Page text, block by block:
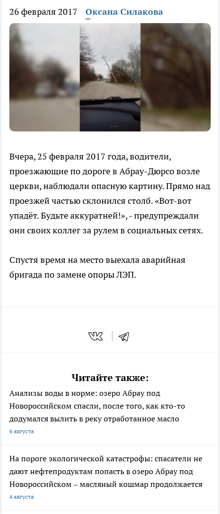
26 февраля 2017 Оксана Силакова
Вчера, 25 февраля 2017 года, водители,
проезжающие по дороге в Абрау-Дюрсо возле
церкви, наблюдали опасную картину. Прямо над
проезжей частью склонился столб. «Вот-вот
упадёт. Будьте аккуратней!», - предупреждали
они своих коллег за рулем в социальных сетях.
Спустя время на место выехала аварийная
бригада по замене опоры ЛЭП.
Читайте также:
Анализы воды в норме: озеро Абрау под
Новороссийском спасли, после того, как кто-то
додумался вылить в реку отработанное масло
6 августа
На пороге экологической катастрофы: спасатели не
дают нефтепродуктам попасть в озеро Абрау под
Новороссийском – масляный кошмар продолжается
4 августа